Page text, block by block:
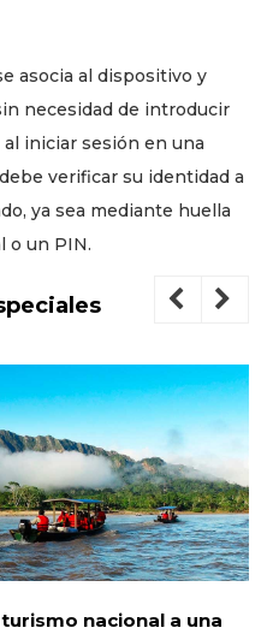
asocia al dispositivo y
necesidad de introducir
iniciar sesión en una
verificar su identidad a
ya sea mediante huella
o un PIN.
nacional a una